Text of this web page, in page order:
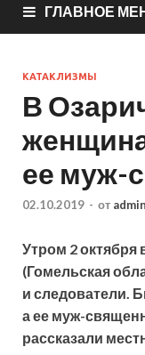
ГЛАВНОЕ
КАТАКЛИЗМЫ
В
ее муж-
02.10.2019 - от admin
Утром 2 октября
(Гомельская
и следователи.
а ее муж-
рассказали